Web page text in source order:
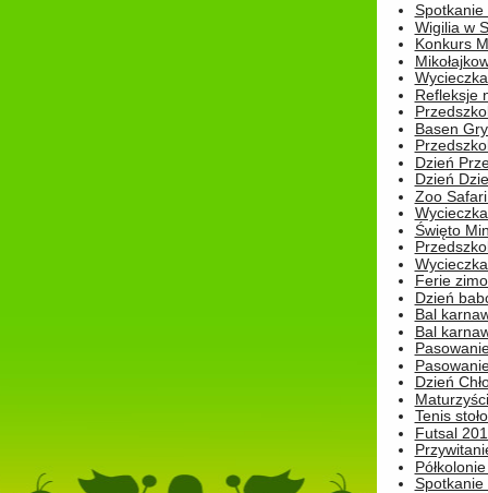
Spotkanie
Wigilia w
Konkurs
Refleksje
Basen
Dzień
Dzień
Zoo
Święto
Ferie
Dzień
Bal
Bal
Dzień
Tenis
Futsal